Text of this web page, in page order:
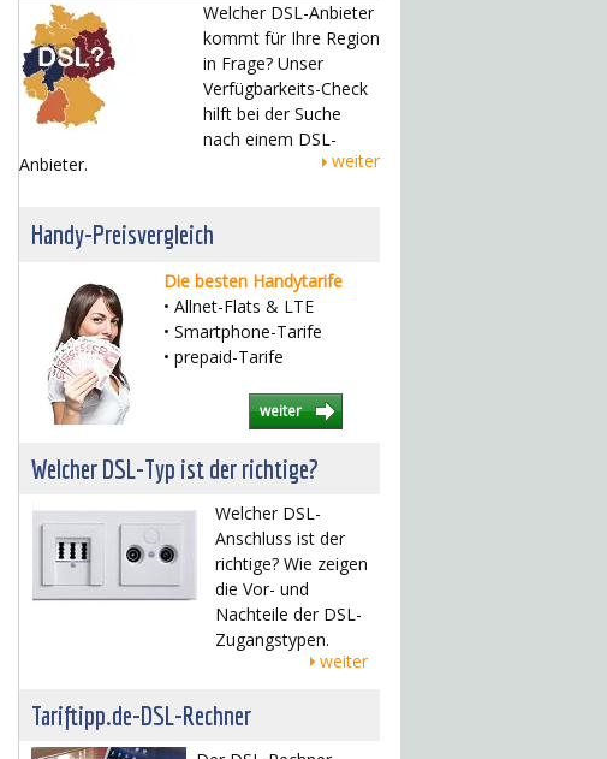
Welcher DSL-Anbieter
kommt für Ihre Region
in Frage? Unser
Verfügbarkeits-Check
hilft bei der Suche
nach einem DSL-
Anbieter.
weiter
Handy-Preisvergleich
Die besten Handytarife
• Allnet-Flats & LTE
• Smartphone-Tarife
• prepaid-Tarife
weiter
Welcher DSL-Typ ist der richtige?
Welcher DSL-
Anschluss ist der
richtige? Wie zeigen
die Vor- und
Nachteile der DSL-
Zugangstypen.
weiter
Tariftipp.de-DSL-Rechner